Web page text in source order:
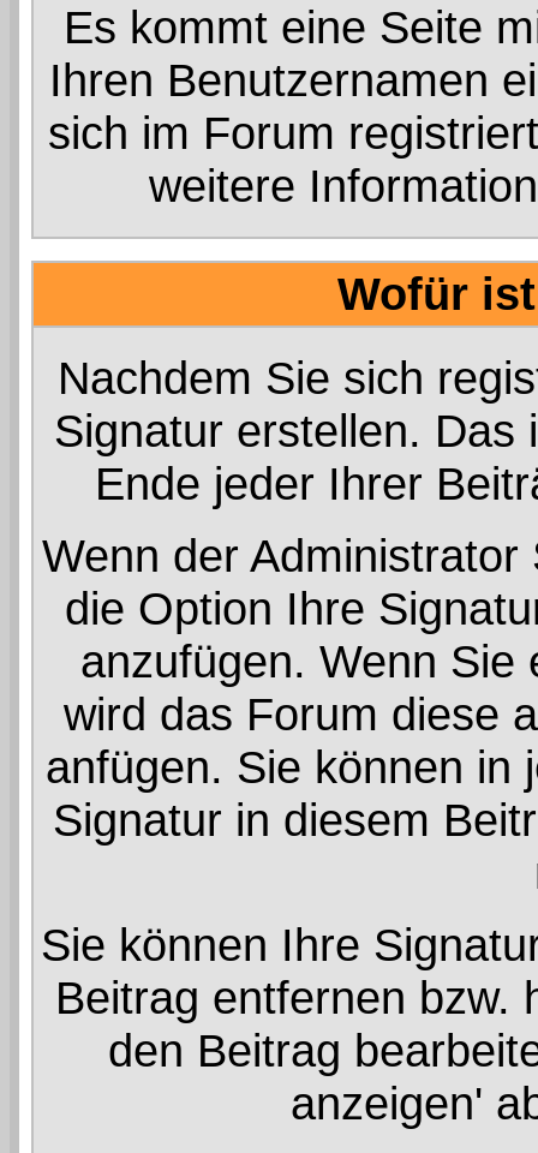
Es kommt eine Seite
Ihren Benutzernamen
sich im Forum
weitere
Wofür
Nachdem Sie sich
Signatur erstellen. Das
Ende jeder Ihrer
Wenn der
die Option Ihre
anzufügen. Wenn Sie
wird das Forum diese
anfügen. Sie können in
Signatur in diesem
Sie können Ihre
Beitrag entfernen bzw.
den Beitrag
anzeigen'